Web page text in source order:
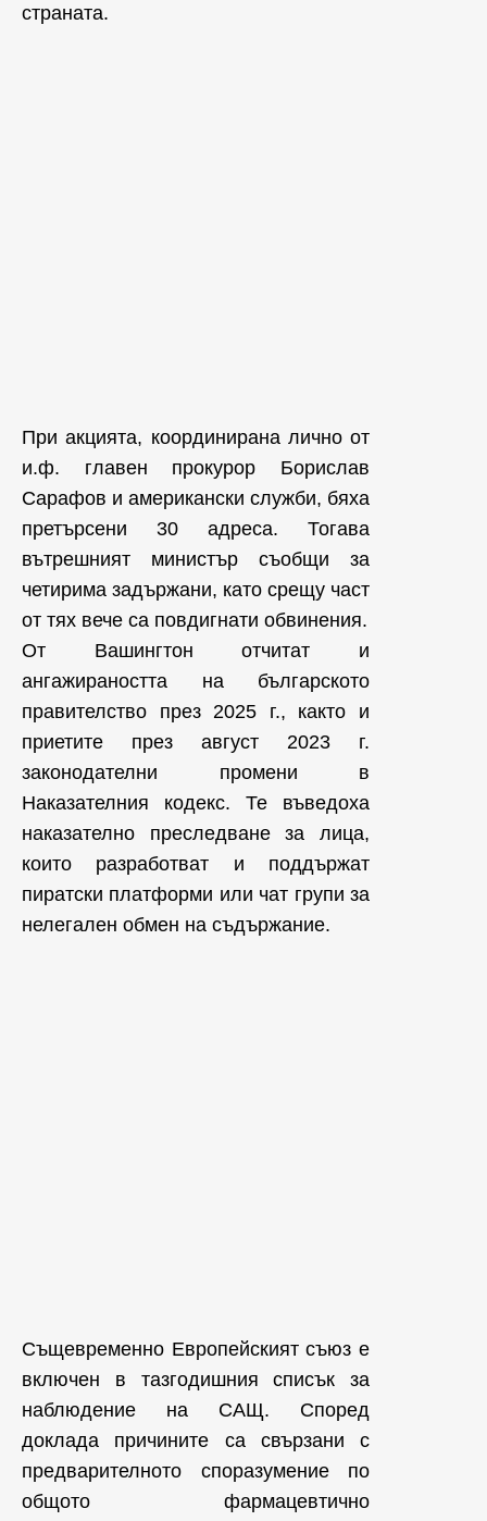
страната.
При акцията, координирана лично от
и.ф. главен прокурор Борислав
Сарафов и американски служби, бяха
претърсени 30 адреса. Тогава
вътрешният министър съобщи за
четирима задържани, като срещу част
от тях вече са повдигнати обвинения.
От Вашингтон отчитат и
ангажираността на българското
правителство през 2025 г., както и
приетите през август 2023 г.
законодателни промени в
Наказателния кодекс. Те въведоха
наказателно преследване за лица,
които разработват и поддържат
пиратски платформи или чат групи за
нелегален обмен на съдържание.
Същевременно Европейският съюз е
включен в тазгодишния списък за
наблюдение на САЩ. Според
доклада причините са свързани с
предварителното споразумение по
общото фармацевтично